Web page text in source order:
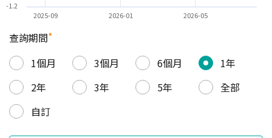
2026-01
2025-09 2026-05
-1.2
查詢期間*
1個月
3個月 6個月
1年
2年
3年 5年
全部
自訂